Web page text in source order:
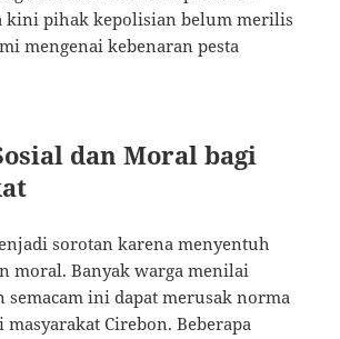
kini pihak kepolisian belum merilis
mengenai kebenaran pesta
dan Moral bagi
sorotan karena menyentuh
moral. Banyak warga menilai
semacam ini dapat merusak norma
Cirebon. Beberapa